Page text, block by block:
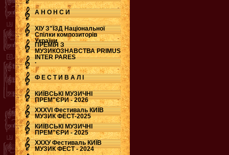
А Н О Н С И
ХІУ З"ЇЗД Національної
Спілки композиторів
України
ПРЕМІЯ З
МУЗИКОЗНАВСТВА PRIMUS
INTER PARES
.
Ф Е С Т И В А Л І
КИЇВСЬКІ МУЗИЧНІ
ПРЕМ"ЄРИ - 2026
ХХХVI Фестиваль КИЇВ
МУЗИК ФЕСТ-2025
КИЇВСЬКІ МУЗИЧНІ
ПРЕМ"ЄРИ - 2025
ХХХУ Фестиваль КИЇВ
МУЗИК ФЕСТ - 2024